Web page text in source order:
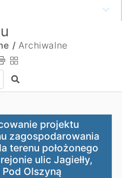
/ Archiwalne
Szukaj
miejscowego planu
projektu
zagospodarowania
terenu położonego
ulic Jagiełły,
Olszyną